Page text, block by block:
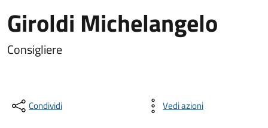
Giroldi Michelangelo
Consigliere
Condividi Vedi azioni